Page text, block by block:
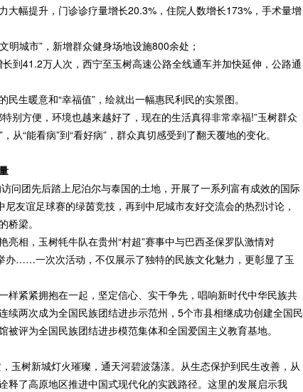
大幅提升，门诊诊疗量增长20.3%，住院人数增长173%，手术量增
城市”，新增群众健身场地设施800余处；
41.2万人次，西宁至玉树高速公路全线通车并加快延伸，公路通
生暖意和“幸福值”，绘就出一幅惠民利民的实景图。
方便，环境也越来越好了，现在的生活真得非常幸福!”玉树群众
从“能看病”到“看好病”，群众真切感受到了翻天覆地的变化。
团先后踏上尼泊尔与泰国的土地，开展了一系列富有成效的国际
友谊足球赛的绿茵竞技，再到中尼城市友好交流会的热烈讨论，
桥梁。
相，玉树牦牛队在贵州“村超”赛事中与巴西圣保罗队激情对
办……一次次活动，不仅展示了独特的民族文化魅力，更彰显了玉
紧紧拥抱在一起，坚定信心、实干争先，唱响新时代中华民族共
续两次成为全国民族团结进步示范州，5个市县相继成功创建全国民
评为全国民族团结进步模范集体和全国爱国主义教育基地。
树新城灯火璀璨，通天河碧波荡漾。从生态保护到民生改善，从
释了高原地区推进中国式现代化的实践路径。这里的发展启示我